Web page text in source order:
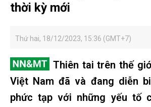
thời kỳ mới
Thứ hai, 18/12/2023, 15:36 (GMT+7)
Thiên tai trên thế
Việt Nam đã và đang diễn
phức tạp với những yếu tố